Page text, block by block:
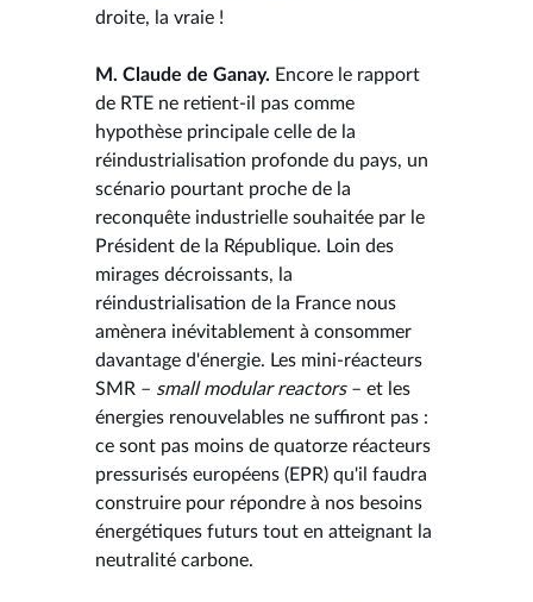
droite, la vraie !
M. Claude de Ganay. Encore le rapport
de RTE ne retient-il pas comme
hypothèse principale celle de la
réindustrialisation profonde du pays, un
scénario pourtant proche de la
reconquête industrielle souhaitée par le
Président de la République. Loin des
mirages décroissants, la
réindustrialisation de la France nous
amènera inévitablement à consommer
davantage d'énergie. Les mini-réacteurs
SMR – small modular reactors– et les
énergies renouvelables ne suffiront pas :
ce sont pas moins de quatorze réacteurs
pressurisés européens (EPR) qu'il faudra
construire pour répondre à nos besoins
énergétiques futurs tout en atteignant la
neutralité carbone.